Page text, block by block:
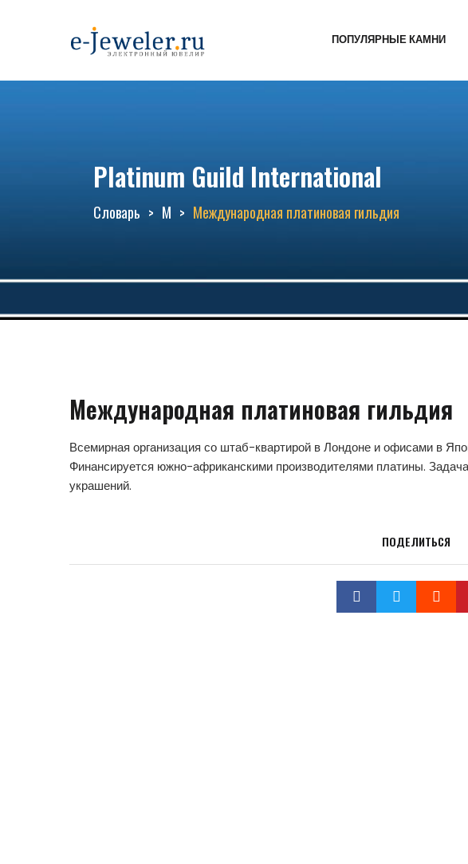
ПОПУЛЯРНЫЕ КАМНИ
Platinum Guild International
Словарь М Международная платиновая гильдия
Международная платиновая гильдия
Всемирная организация со штаб-квартирой в Лондоне и офисами в
Финансируется южно-африканскими производителями платины.
украшений.
ПОДЕЛИТЬСЯ